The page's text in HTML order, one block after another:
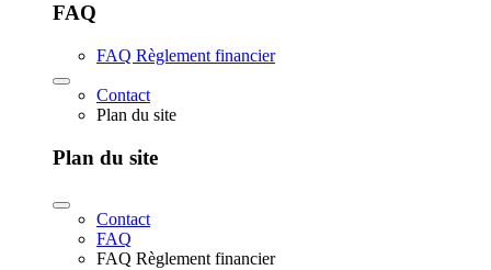
FAQ
FAQ Règlement financier
Contact
Plan du site
Plan du site
Contact
FAQ
FAQ Règlement financier